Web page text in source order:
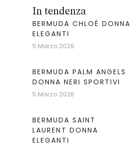
In tendenza
BERMUDA CHLOÉ DONNA
ELEGANTI
5 Marzo 2026
BERMUDA PALM ANGELS
DONNA NERI SPORTIVI
5 Marzo 2026
BERMUDA SAINT
LAURENT DONNA
ELEGANTI